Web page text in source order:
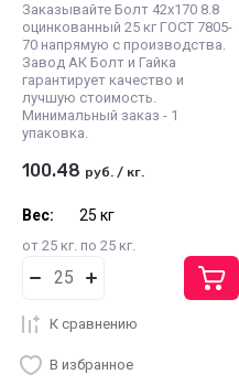
Заказывайте Болт 42х170 8.8
оцинкованный 25 кг ГОСТ 7805-
70 напрямую с производства.
Завод АК Болт и Гайка
гарантирует качество и
лучшую стоимость.
Минимальный заказ - 1
упаковка.
100.48 руб. / кг.
Вес: 25 кг
от 25 кг. по 25 кг.
К сравнению
В избранное